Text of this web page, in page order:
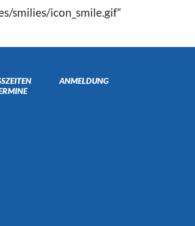
smilies/icon_smile.gif“
ANMELDUNG